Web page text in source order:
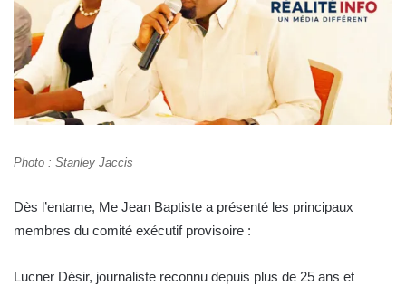
Photo : Stanley Jaccis
Dès l’entame, Me Jean Baptiste a présenté les principaux
membres du comité exécutif provisoire :
Lucner Désir, journaliste reconnu depuis plus de 25 ans et